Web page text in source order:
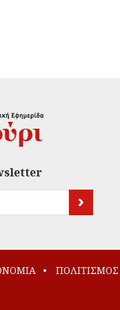
ΠΟΛΙΤΙΣΜΟΣ